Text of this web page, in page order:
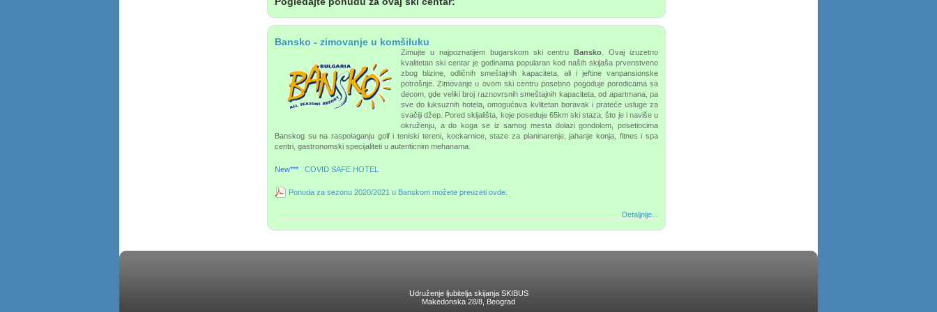
Bansko - zimovanje u komšiluku
Zimujte u najpoznatijem bugarskom ski centruBansko . Ovaj izuzetno
kvalitetan ski centar je godinama popularan kod naših skijaša prvenstveno
zbog blizine, odličnih smeštajnih kapaciteta, ali i jeftine vanpansionske
potrošnje. Zimovanje u ovom ski centru posebno pogoduje porodicama sa
decom, gde veliki broj raznovrsnih smeštajnih kapaciteta, od apartmana, pa
sve do luksuznih hotela, omogućava kvlitetan boravak i prateće usluge za
svačiji džep. Pored skijališta, koje poseduje 65km ski staza, što je i naviše u
okruženju, a do koga se iz samog mesta dolazi gondolom, posetiocima
Banskog su na raspolaganju golf i teniski tereni, kockarnice, staze za planinarenje, jahanje konja, fitnes i spa
centri, gastronomski specijaliteti u autenticnim mehanama.
New*** COVID SAFE HOTEL
Ponuda za sezonu 2020/2021 u Banskom možete preuzeti ovde.
Detaljnije...
Udruženje ljubitelja skijanja SKIBUS
Makedonska 28/8, Beograd